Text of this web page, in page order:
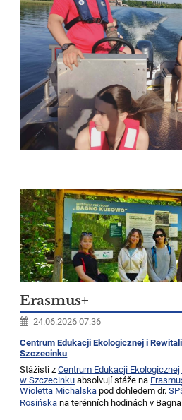
Erasmus+
24.06.2026 07:36
Centrum Edukacji Ekologicznej i
Szczecinku
Stážisti zCentrum Edukacji
w Szczecinku absolvují stáže na
Wioletta Michalska pod dohledem dr.
Rosińska na terénních hodinách v